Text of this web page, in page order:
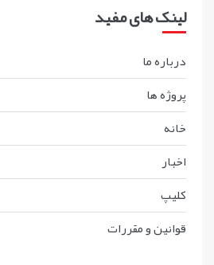
لینک های مفید
درباره ما
پروژه ها
خانه
اخبار
کليپ
قوانين و مقررات